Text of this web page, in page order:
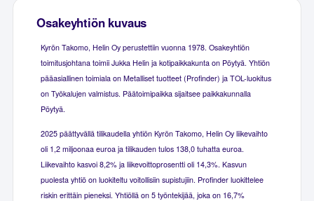
Osakeyhtiön kuvaus
Kyrön Takomo, Helin Oy perustettiin vuonna 1978. Osakeyhtiön
toimitusjohtana toimii Jukka Helin ja kotipaikkakunta on Pöytyä. Yhtiön
pääasiallinen toimiala on Metalliset tuotteet (Profinder) ja TOL-luokitus
on Työkalujen valmistus. Päätoimipaikka sijaitsee paikkakunnalla
Pöytyä.
2025 päättyvällä tilikaudella yhtiön Kyrön Takomo, Helin Oy liikevaihto
oli 1,2 miljoonaa euroa ja tilikauden tulos 138,0 tuhatta euroa.
Liikevaihto kasvoi 8,2% ja liikevoittoprosentti oli 14,3%. Kasvun
puolesta yhtiö on luokiteltu voitollisiin supistujiin. Profinder luokittelee
riskin erittäin pieneksi. Yhtiöllä on 5 työntekijää, joka on 16,7%